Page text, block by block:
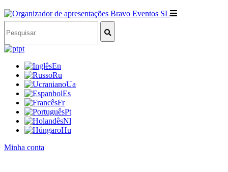
pt
En
Ru
Ua
Es
Fr
Pt
Nl
Hu
Minha conta